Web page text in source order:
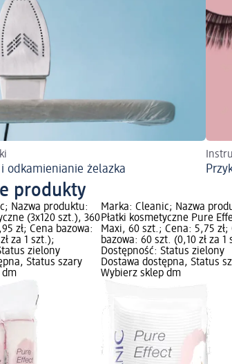
i odkamienianie żelazka
produkty
Nazwa produktu:
(3x120 szt.), 360
zł; Cena bazowa:
za 1 szt.);
zielony
Status szary
dm
Marka: Cleanic; Nazwa
Płatki kosmetyczne Pure
Maxi, 60 szt.; Cena: 5,75 zł;
bazowa: 60 szt. (0,10 zł za 1
Dostępność: Status zielony
Dostawa dostępna, Status
Wybierz sklep dm